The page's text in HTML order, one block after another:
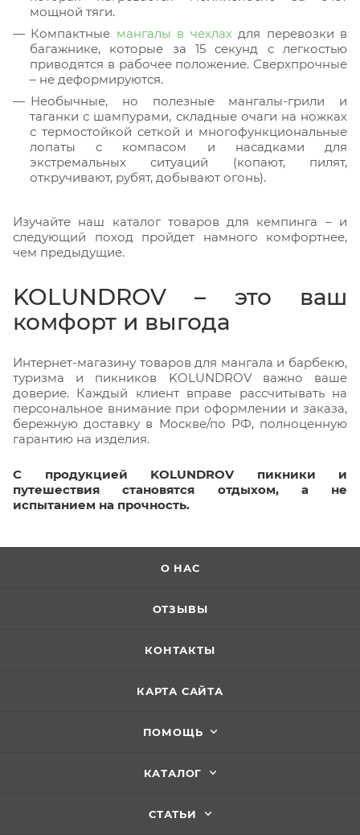
мощной тяги.
Компактные мангалы в чехлахдля перевозки в
багажнике, которые за 15 секунд с легкостью
приводятся в рабочее положение. Сверхпрочные
– не деформируются.
Необычные, но полезные мангалы-грили и
таганки с шампурами, складные очаги на ножках
с термостойкой сеткой и многофункциональные
лопаты с компасом и насадками для
экстремальных ситуаций (копают, пилят,
откручивают, рубят, добывают огонь).
Изучайте наш каталог товаров для кемпинга – и
следующий поход пройдет намного комфортнее,
чем предыдущие.
KOLUNDROV – это ваш
комфорт и выгода
Интернет-магазину товаров для мангала и барбекю,
туризма и пикников KOLUNDROV важно ваше
доверие. Каждый клиент вправе рассчитывать на
персональное внимание при оформлении и заказа,
бережную доставку в Москве/по РФ, полноценную
гарантию на изделия.
С продукцией KOLUNDROV пикники и
путешествия становятся отдыхом, а не
испытанием на прочность.
О НАС
ОТЗЫВЫ
КОНТАКТЫ
КАРТА САЙТА
ПОМОЩЬ
КАТАЛОГ
СТАТЬИ